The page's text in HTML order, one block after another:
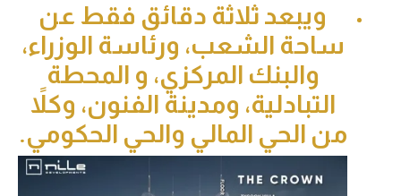
ويبعد ثلاثة دقائق فقط عن
ساحة الشعب، ورئاسة الوزراء،
والبنك المركزي، و المحطة
التبادلية، ومدينة الفنون، وكلاً
من الحي المالي والحي الحكومي.